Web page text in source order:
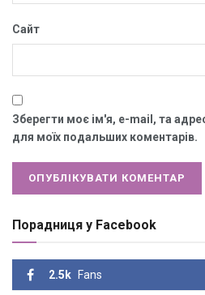
Сайт
Зберегти моє ім'я, e-mail, та
для моїх подальших коментарів.
Порадниця у Facebook
2.5k Fans